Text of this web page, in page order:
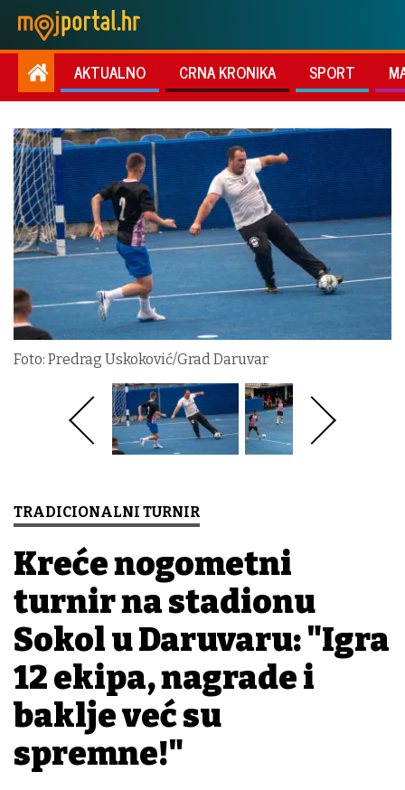
AKTUALNO CRNA KRONIKA SPORT
Foto: Predrag Uskoković/Grad Daruvar
TRADICIONALNI TURNIR
Kreće nogometni
turnir na stadionu
Sokol u Daruvaru: "Igra
12 ekipa, nagrade i
baklje već su
spremne!"